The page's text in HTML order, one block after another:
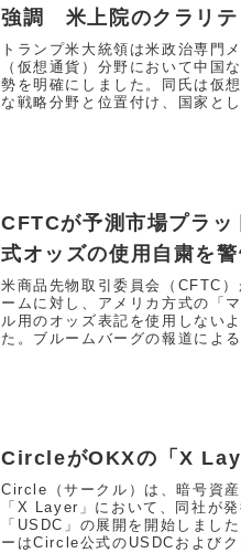
強調 米上院のクラリテ
トランプ米大統領は米政治専門
（仮想通貨）分野において中国
勢を明確にしました。同氏は仮
な戦略分野と位置付け、国家と
CFTCが予測市場プラッ
式オッズの使用自粛を警
米商品先物取引委員会（CFTC
ームに対し、アメリカ方式の「
ル用のオッズ表記を使用しない
た。ブルームバーグの報道によ
CircleがOKXの「X
Circle（サークル）は、暗号資
「X Layer」において、同社が
「USDC」の展開を開始しまし
ーはCircle公式のUSDCおよび